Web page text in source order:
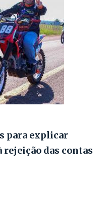
para explicar
rejeição das contas